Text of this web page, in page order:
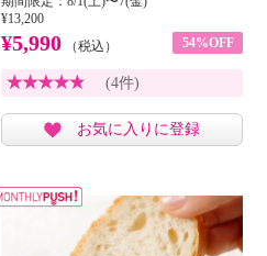
¥13,200
¥5,990 （税込） 54%OFF
(4件)
お気に入りに登録